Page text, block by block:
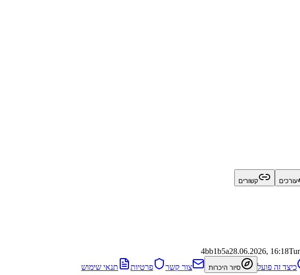
עורכים קשורים
4bb1b5a28.06.2026, 16:18
כיצד זה פועל סיור היכרות צור קשר פרטיות תנאי שימוש